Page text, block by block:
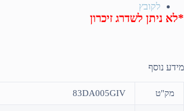
לקובץ
*לא ניתן לשדרג זיכרון
מידע נוסף
מק"ט 83DA005GIV